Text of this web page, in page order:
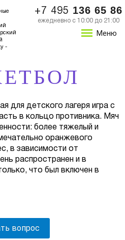
+7 495 136 65 86
ежедневно с 10:00 до 21:00
Меню
для детского лагеря игра с
в кольцо противника. Мяч
более тяжелый и
оранжевого
в зависимости от
распространен и в
что был включен в
вопрос